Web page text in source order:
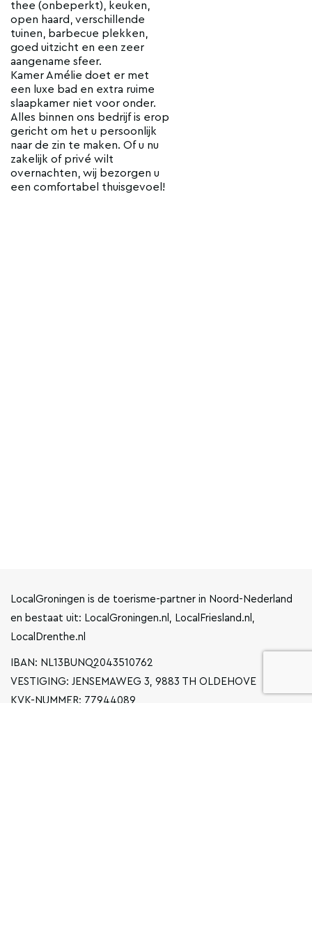
thee (onbeperkt), keuken,
open haard, verschillende
tuinen, barbecue plekken,
goed uitzicht en een zeer
aangename sfeer.
Kamer Amélie doet er met
een luxe bad en extra ruime
slaapkamer niet voor onder.
Alles binnen ons bedrijf is erop
gericht om het u persoonlijk
naar de zin te maken. Of u nu
zakelijk of privé wilt
overnachten, wij bezorgen u
een comfortabel thuisgevoel!
LocalGroningen is de toerisme-partner in Noord-Nederland
en bestaat uit: LocalGroningen.nl, LocalFriesland.nl,
LocalDrenthe.nl
IBAN: NL13BUNQ2043510762
VESTIGING: JENSEMAWEG 3, 9883 TH OLDEHOVE
KVK-NUMMER: 77944089